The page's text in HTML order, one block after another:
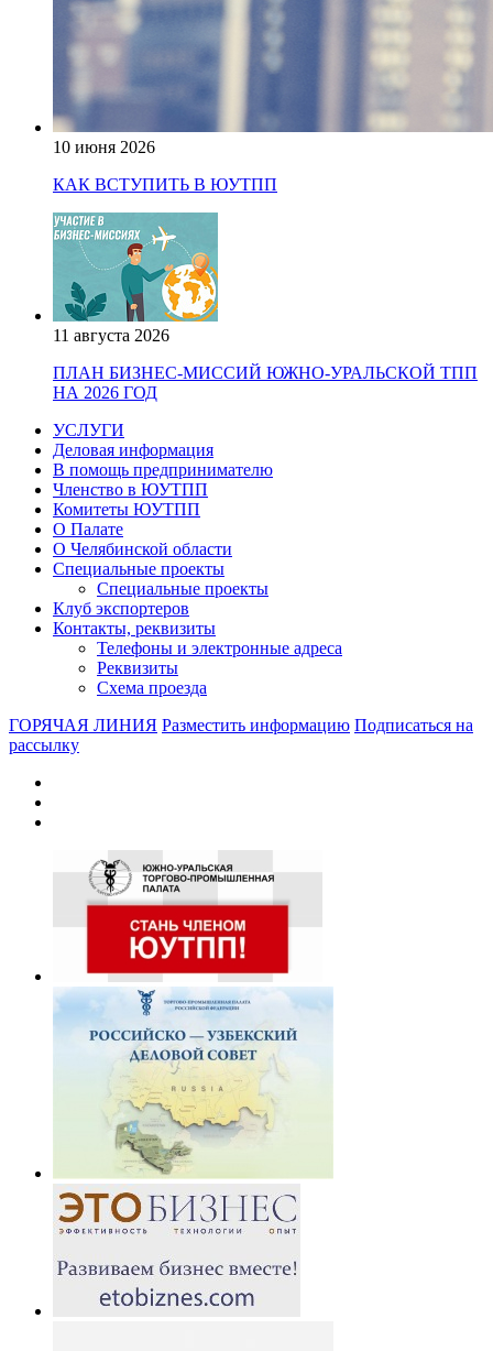
10 июня 2026
КАК ВСТУПИТЬ В ЮУТПП
11 августа 2026
ПЛАН БИЗНЕС-МИССИЙ ЮЖНО-УРАЛЬСКОЙ ТПП
НА 2026 ГОД
УСЛУГИ
Деловая информация
В помощь предпринимателю
Членство в ЮУТПП
Комитеты ЮУТПП
О Палате
О Челябинской области
Специальные проекты
Специальные проекты
Клуб экспортеров
Контакты, реквизиты
Телефоны и электронные адреса
Реквизиты
Схема проезда
ГОРЯЧАЯ ЛИНИЯ Разместить информацию Подписаться на
рассылку